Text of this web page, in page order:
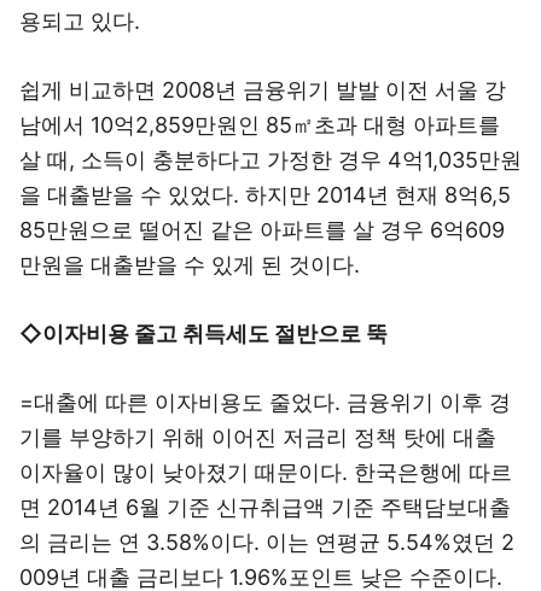
용되고 있다.
쉽게 비교하면 2008년 금융위기 발발 이전 서울 강
남에서 10억2,859만원인 85㎡초과 대형 아파트를
살 때, 소득이 충분하다고 가정한 경우 4억1,035만원
을 대출받을 수 있었다. 하지만 2014년 현재 8억6,5
85만원으로 떨어진 같은 아파트를 살 경우 6억609
만원을 대출받을 수 있게 된 것이다.
◇이자비용 줄고 취득세도 절반으로 뚝
=대출에 따른 이자비용도 줄었다. 금융위기 이후 경
기를 부양하기 위해 이어진 저금리 정책 탓에 대출
이자율이 많이 낮아졌기 때문이다. 한국은행에 따르
면 2014년 6월 기준 신규취급액 기준 주택담보대출
의 금리는 연 3.58%이다. 이는 연평균 5.54%였던 2
009년 대출 금리보다 1.96%포인트 낮은 수준이다.